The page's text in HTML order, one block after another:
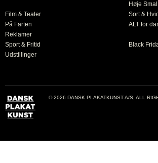
Film & Teater
På Farten
Reklamer
Sport & Fritid
Udstillinger
Høje
Sort & Hvid
ALT for
Black
© 2026 DANSK PLAKATKUNST A/S, ALL